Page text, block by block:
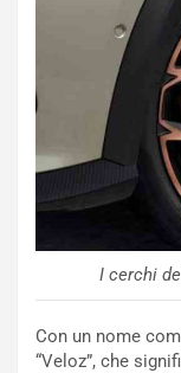
I cerchi
Con un nome
“Veloz”, che
s
q
a
O
W
E